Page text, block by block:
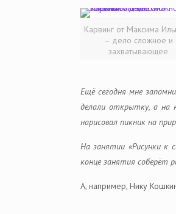
Карвинг от Максима
– дело сложное и
захватывающее
Ещё сегодня мне
делали открытку, а на
нарисовал пикник на
На занятии «Рисунки к
конце занятия соберёт
А, например, Нику